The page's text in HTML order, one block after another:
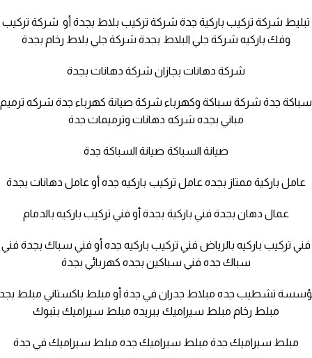
تبليط شركة تركيب باركية جدة شركة تركيب بلاط بجدة أو شركة تركيب
وفك باركيه شركة جلي البلاط بجدة شركة جلي بلاط رخام بجدة
شركة دهانات بجازان شركة دهانات بجدة
سباكة جدة شركة سباكة وكهرباء شركة صيانة كهرباء جدة شركه ترميم
مباني بجده شركه دهانات وترميمات جدة
صيانة السباكة صيانة السباكة جدة
عامل باركية ممتاز بجده عامل تركيب باركيه جده أو عامل دهانات بجدة
عمال دهان بجدة فني باركية بجدة أو فني تركيب باركيه بالدمام
فني تركيب باركيه بالرياض فني تركيب باركيه جده أو فني سباك بجدة فني
سباك جده فني سباكين بجده كهربائي بجدة
تشطيب جده مبلاط جدران في جدة أو مبلط باكستاني مبلط
مبلط رخام مبلط سيراميك ببريده مبلط سيراميك بتبوك
مبلط سيراميك جدة مبلط سيراميك جده مبلط سيراميك في جدة